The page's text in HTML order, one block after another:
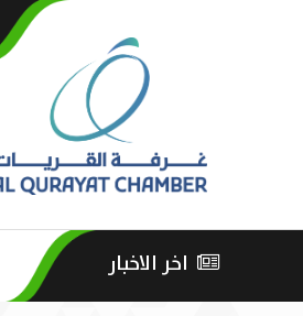
اخر الاخبار